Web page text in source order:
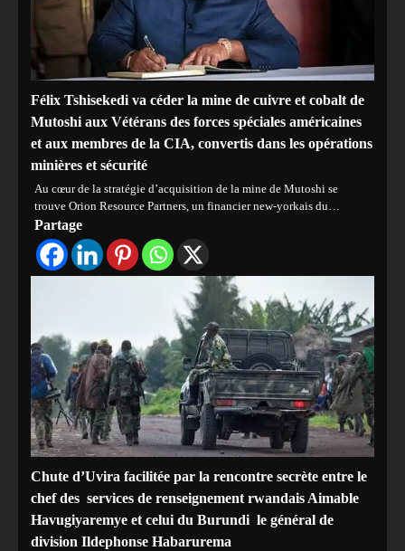
Félix Tshisekedi va céder la mine de cuivre et cobalt de
Mutoshi aux Vétérans des forces spéciales américaines
et aux membres de la CIA, convertis dans les opérations
minières et sécurité
Au cœur de la stratégie d’acquisition de la mine de Mutoshi se
trouve Orion Resource Partners, un financier new-yorkais du…
Partage
‎Chute d’Uvira facilitée par la rencontre secrète entre le
chef des services de renseignement rwandais Aimable
Havugiyaremye et celui du Burundi le général de
division Ildephonse Habarurema